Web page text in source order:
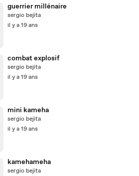
guerrier millénaire
sergio bejita
il y a 19 ans
combat explosif
sergio bejita
il y a 19 ans
mini kameha
sergio bejita
il y a 19 ans
kamehameha
sergio bejita